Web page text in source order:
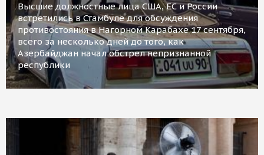
Высшие должностные лица США, ЕС и России
встретились в Стамбуле для обсуждения
противостояния в Нагорном Карабахе 17 сентября,
всего за несколько дней до того, как
Азербайджан начал обстрел непризнанной
республики